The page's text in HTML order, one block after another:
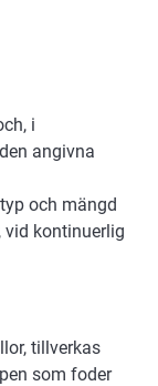
i
angivna
och mängd
vid kontinuerlig
tillverkas
som foder